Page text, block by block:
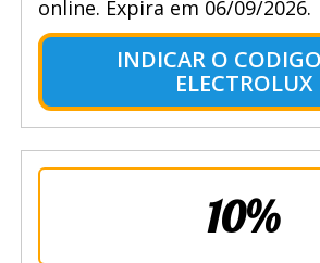
online. Expira em 06/09/2026.
INDICAR O
ELECTROLUX
10%